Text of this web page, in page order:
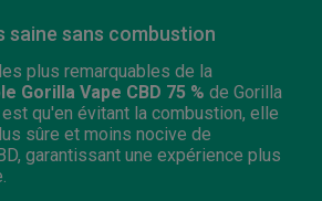
saine sans combustion
plus remarquables de la
Gorilla Vape CBD 75 % de Gorilla
qu'en évitant la combustion, elle
sûre et moins nocive de
garantissant une expérience plus